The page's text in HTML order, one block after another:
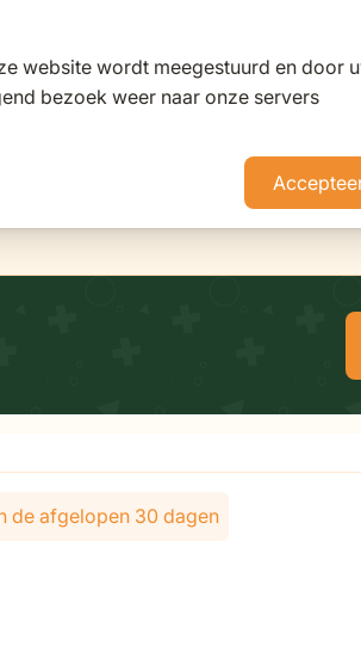
website wordt meegestuurd en door
bezoek weer naar onze servers
AdviesNieuws
de afgelopen 30 dagen